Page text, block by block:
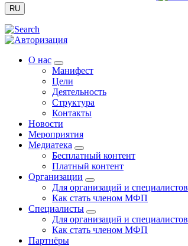
RU
О нас
Манифест
Цели
Деятельность
Структура
Контакты
Новости
Мероприятия
Медиатека
Бесплатный контент
Платный контент
Организации
Для организаций и специалистов
Как стать членом МФП
Специалисты
Для организаций и специалистов
Как стать членом МФП
Партнёры